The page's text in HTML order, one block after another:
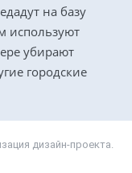
на базу
используют
убирают
городские
дизайн-проекта.